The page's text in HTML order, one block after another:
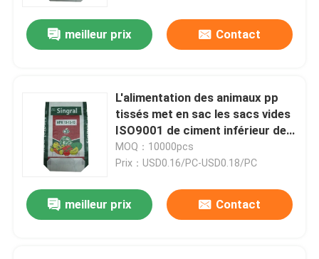
meilleur prix Contact
L'alimentation des animaux pp
tissés met en sac les sacs vides
ISO9001 de ciment inférieur de
valve de 20KG 40KG 50KG
MOQ：10000pcs
Prix：USD0.16/PC-USD0.18/PC
meilleur prix Contact